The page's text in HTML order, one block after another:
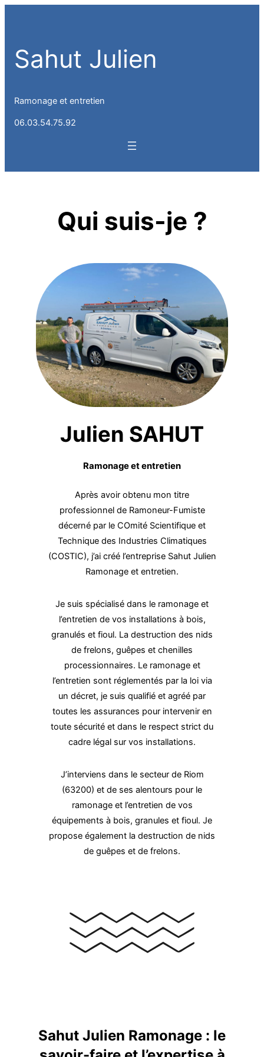
Sahut Julien
Ramonage et entretien
06.03.54.75.92
Qui suis-je ?
Julien SAHUT
Ramonage et entretien
Après avoir obtenu mon titre
professionnel de Ramoneur-Fumiste
décerné par le COmité Scientifique et
Technique des Industries Climatiques
(COSTIC), j’ai créé l’entreprise Sahut Julien
Ramonage et entretien.
Je suis spécialisé dans le ramonage et
l’entretien de vos installations à bois,
granulés et fioul. La destruction des nids
de frelons, guêpes et chenilles
processionnaires. Le ramonage et
l’entretien sont réglementés par la loi via
un décret, je suis qualifié et agréé par
toutes les assurances pour intervenir en
toute sécurité et dans le respect strict du
cadre légal sur vos installations.
J’interviens dans le secteur de Riom
(63200) et de ses alentours pour le
ramonage et l’entretien de vos
équipements à bois, granules et fioul. Je
propose également la destruction de nids
de guêpes et de frelons.
Sahut Julien Ramonage : le